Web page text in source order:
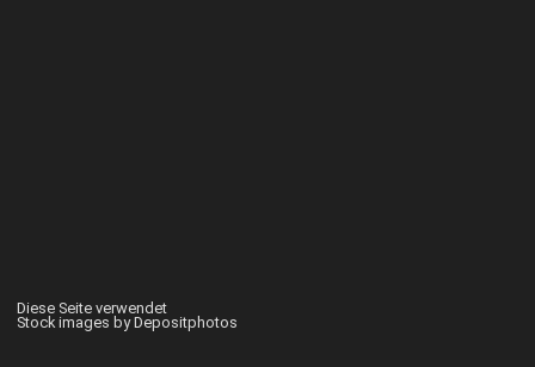
Diese Seite verwendet
Stock images by Depositphotos